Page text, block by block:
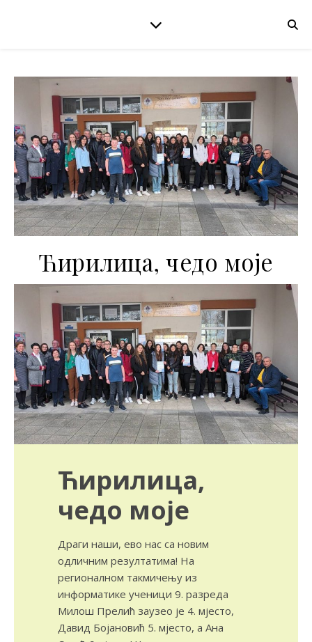
Ћирилица, чедо моје
Ћирилица,
чедо моје
Драги наши, ево нас са новим
одличним резултатима! На
регионалном такмичењу из
информатике ученици 9. разреда
Милош Прелић заузео је 4. мјесто,
Давид Бојановић 5. мјесто, а Ана